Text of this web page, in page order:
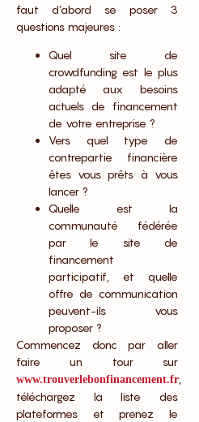
faut d’abord se poser 3
questions majeures :
Quel site de
crowdfunding est le plus
adapté aux besoins
actuels de financement
de votre entreprise ?
Vers quel type de
contrepartie financière
êtes vous prêts à vous
lancer ?
Quelle est la
communauté fédérée
par le site de
financement
participatif, et quelle
offre de communication
peuvent-ils vous
proposer ?
Commencez donc par aller
faire un tour sur
www.trouverlebonfinancement.fr
téléchargez la liste des
plateformes et prenez le